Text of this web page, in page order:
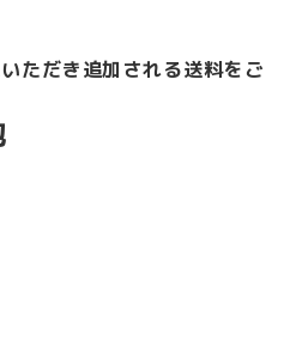
ただき追加される送料をご